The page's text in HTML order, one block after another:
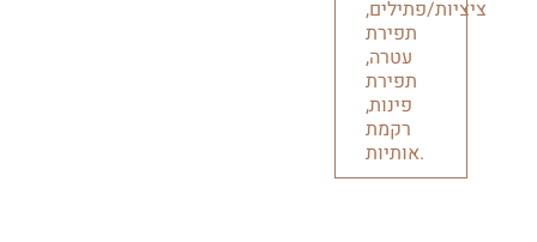
ציציות/פתילים,
תפירת
עטרה,
תפירת
פינות,
רקמת
אותיות.